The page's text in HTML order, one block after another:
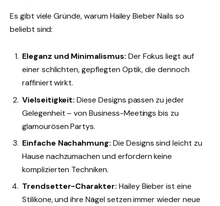
Es gibt viele Gründe, warum Hailey Bieber Nails so
beliebt sind:
Eleganz und Minimalismus: Der Fokus liegt auf
einer schlichten, gepflegten Optik, die dennoch
raffiniert wirkt.
Vielseitigkeit: Diese Designs passen zu jeder
Gelegenheit – von Business-Meetings bis zu
glamourösen Partys.
Einfache Nachahmung: Die Designs sind leicht zu
Hause nachzumachen und erfordern keine
komplizierten Techniken.
Trendsetter-Charakter: Hailey Bieber ist eine
Stilikone, und ihre Nägel setzen immer wieder neue